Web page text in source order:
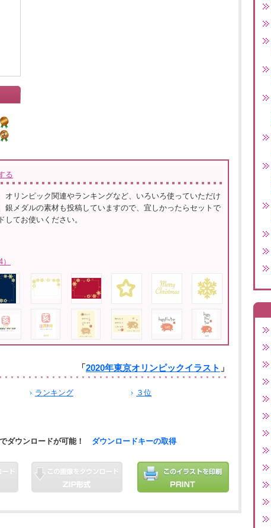
る
オリンピック関連やランキングなど、いろいろ使っていただけ
銀メダルの素材も投稿していますので、宜しかったらセットで
してお使いください。
「2020年東京オリンピックイラスト 」
ランキング
３位
ダウンロードが可能！ ダウンロードキーの取得